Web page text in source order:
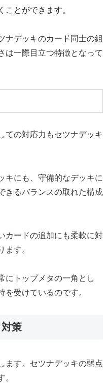
ことができます。
ナデッキのカード同士の組
は一際目立つ特徴となって
ての対応力もセツナデッキ
キにも、守備的なデッキに
きるバランスの取れた構成
カードの追加にも柔軟に対
ます。
にトップメタの一角とし
を受けているのです。
策
ます。セツナデッキの弱点
。